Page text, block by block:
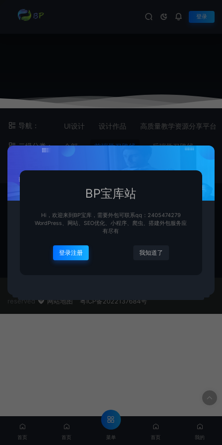
登录
导航： UI设计 设计作品 高质量教学资源分享平台
二级分类： 全部 前端学习路线 后端学习路线
最新 最热 随机
黑马前端课程webapi-day01
reserved
网站地图 粤ICP备2022137684号
首页 首页 菜单 首页 我的
BP宝库站
Hi，欢迎来到BP宝库，需要外包可联系qq：2405474279
WordPress、网站、SEO优化、小程序、爬虫、搭建外包服务应
有尽有
登录注册 我知道了